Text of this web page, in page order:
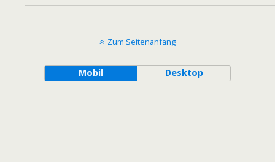
Zum Seitenanfang
Mobil Desktop